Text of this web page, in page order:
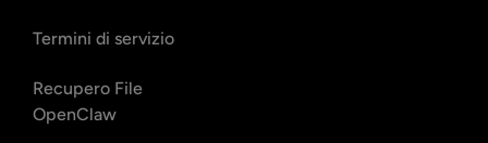
Termini di servizio
Recupero File
OpenClaw